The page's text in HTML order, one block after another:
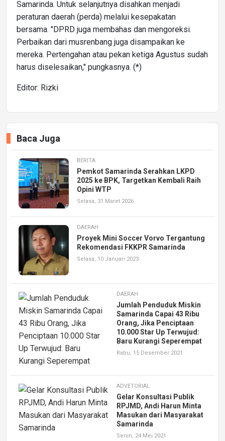
Samarinda. Untuk selanjutnya disahkan menjadi
peraturan daerah (perda) melalui kesepakatan
bersama. "DPRD juga membahas dan mengoreksi.
Perbaikan dari musrenbang juga disampaikan ke
mereka. Pertengahan atau pekan ketiga Agustus sudah
harus diselesaikan," pungkasnya. (*)
Editor: Rizki
Baca Juga
BERITA
Pemkot Samarinda Serahkan LKPD
2025 ke BPK, Targetkan Kembali Raih
Opini WTP
Selasa, 31 Maret 2026
DAERAH
Proyek Mini Soccer Vorvo Tergantung
Rekomendasi FKKPR Samarinda
Selasa, 10 Januari 2023
DAERAH
Jumlah Penduduk Miskin
Samarinda Capai 43 Ribu
Orang, Jika Penciptaan
10.000 Star Up Terwujud:
Baru Kurangi Seperempat
Rabu, 15 Desember 2021
ADVETORIAL
Gelar Konsultasi Publik
RPJMD, Andi Harun Minta
Masukan dari Masyarakat
Samarinda
Senin, 24 Mei 2021